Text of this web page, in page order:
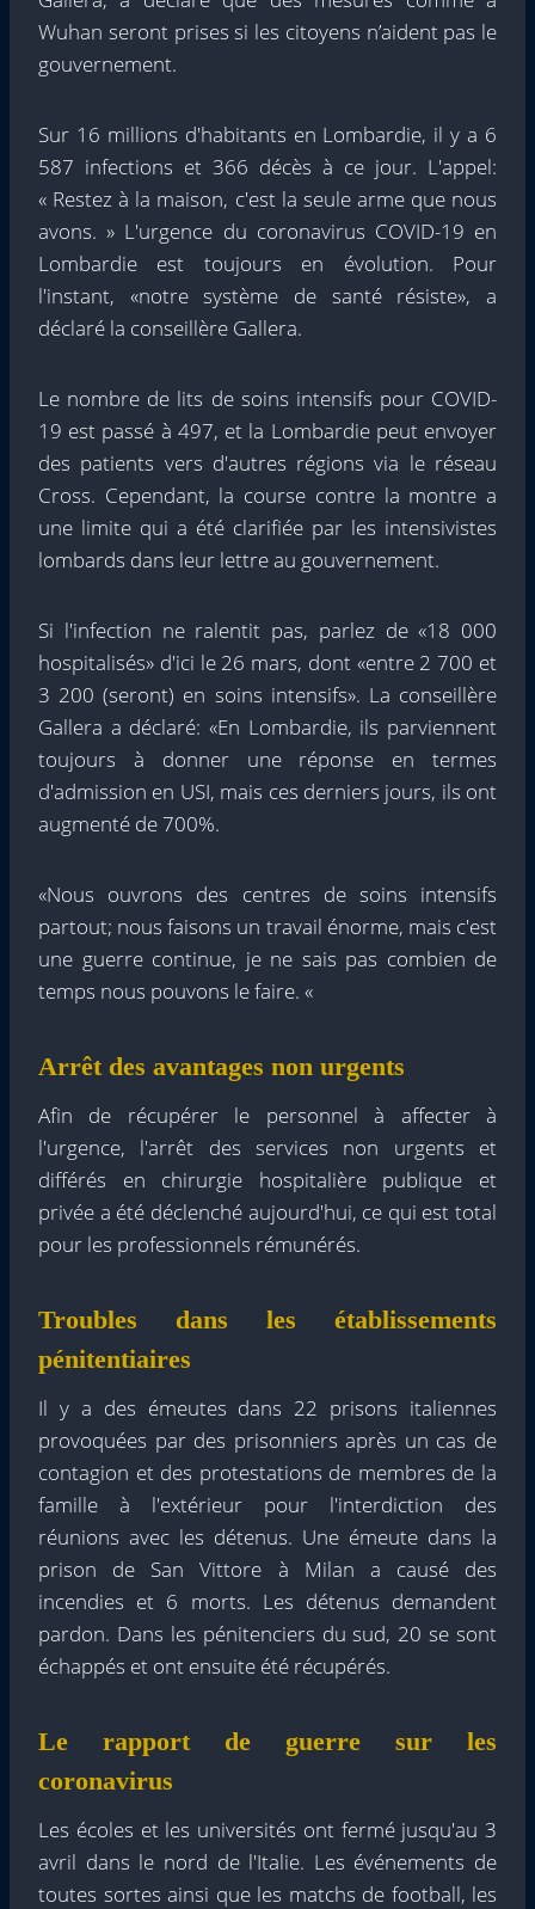
Wuhan seront prises si les citoyens n’aident pas le
gouvernement.
Sur 16 millions d'habitants en Lombardie, il y a 6
587 infections et 366 décès à ce jour. L'appel:
« Restez à la maison, c'est la seule arme que nous
avons. » L'urgence du coronavirus COVID-19 en
Lombardie est toujours en évolution. Pour
l'instant, «notre système de santé résiste», a
déclaré la conseillère Gallera.
Le nombre de lits de soins intensifs pour COVID-
19 est passé à 497, et la Lombardie peut envoyer
des patients vers d'autres régions via le réseau
Cross. Cependant, la course contre la montre a
une limite qui a été clarifiée par les intensivistes
lombards dans leur lettre au gouvernement.
Si l'infection ne ralentit pas, parlez de «18 000
hospitalisés» d'ici le 26 mars, dont «entre 2 700 et
3 200 (seront) en soins intensifs». La conseillère
Gallera a déclaré: «En Lombardie, ils parviennent
toujours à donner une réponse en termes
d'admission en USI, mais ces derniers jours, ils ont
augmenté de 700%.
«Nous ouvrons des centres de soins intensifs
partout; nous faisons un travail énorme, mais c'est
une guerre continue, je ne sais pas combien de
temps nous pouvons le faire. «
Arrêt des avantages non urgents
Afin de récupérer le personnel à affecter à
l'urgence, l'arrêt des services non urgents et
différés en chirurgie hospitalière publique et
privée a été déclenché aujourd'hui, ce qui est total
pour les professionnels rémunérés.
Troubles dans les établissements
pénitentiaires
Il y a des émeutes dans 22 prisons italiennes
provoquées par des prisonniers après un cas de
contagion et des protestations de membres de la
famille à l'extérieur pour l'interdiction des
réunions avec les détenus. Une émeute dans la
prison de San Vittore à Milan a causé des
incendies et 6 morts. Les détenus demandent
pardon. Dans les pénitenciers du sud, 20 se sont
échappés et ont ensuite été récupérés.
Le rapport de guerre sur les
coronavirus
Les écoles et les universités ont fermé jusqu'au 3
avril dans le nord de l'Italie. Les événements de
toutes sortes ainsi que les matchs de football, les